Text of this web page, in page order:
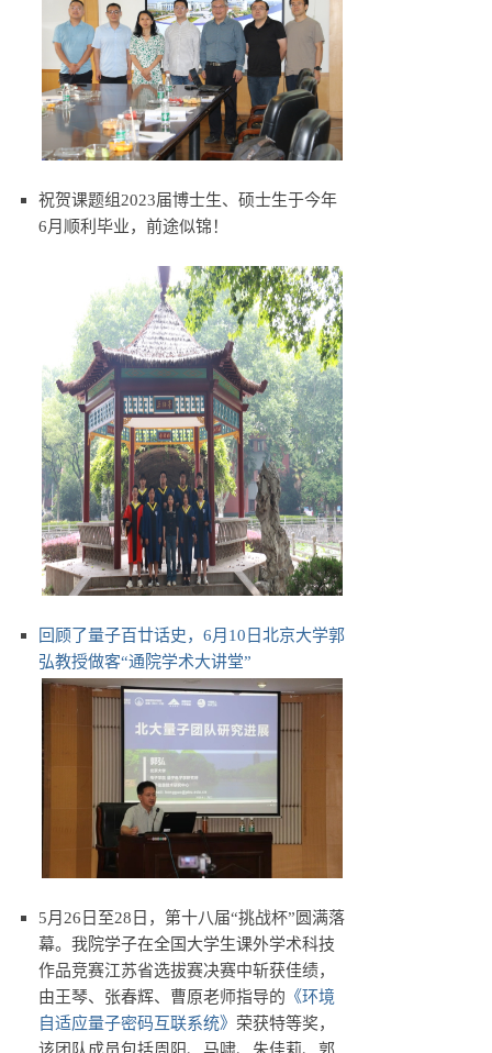
祝贺课题组2023届博士生、硕士生于今年
6月顺利毕业，前途似锦！
回顾了量子百廿话史，6月10日北京大学郭
弘教授做客“通院学术大讲堂”
5月26日至28日，第十八届“挑战杯”圆满落
幕。我院学子在全国大学生课外学术科技
作品竞赛江苏省选拔赛决赛中斩获佳绩，
由王琴、张春辉、曹原老师指导的 《环境
自适应量子密码互联系统》 荣获特等奖，